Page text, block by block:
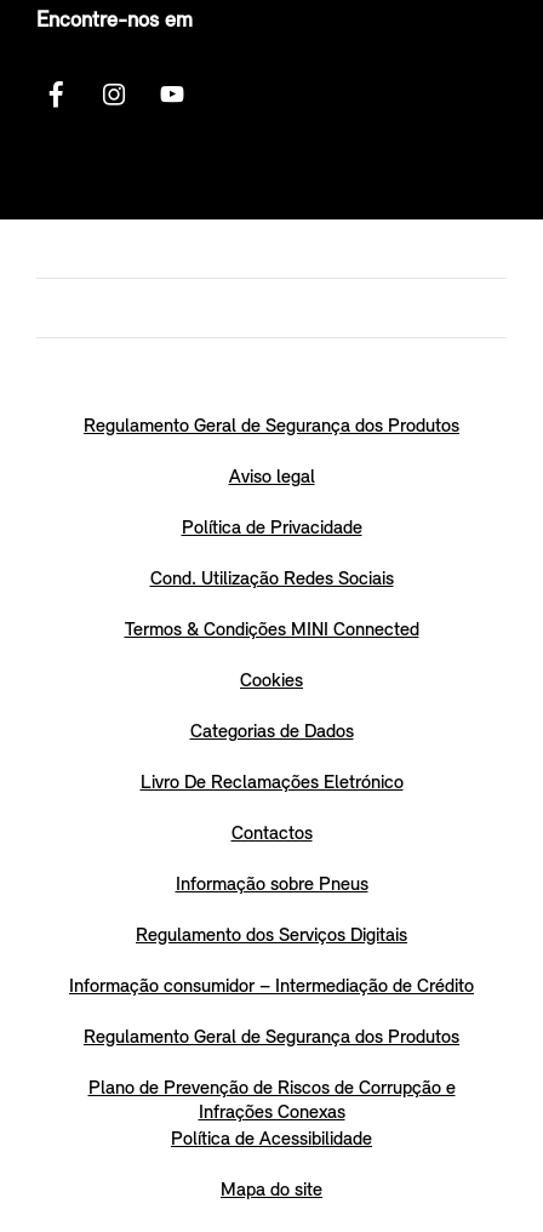
Encontre-nos em
Regulamento Geral de Segurança dos Produtos
Aviso legal
Política de Privacidade
Cond. Utilização Redes Sociais
Termos & Condições MINI Connected
Cookies
Categorias de Dados
Livro De Reclamações Eletrónico
Contactos
Informação sobre Pneus
Regulamento dos Serviços Digitais
Informação consumidor – Intermediação de Crédito
Regulamento Geral de Segurança dos Produtos
Plano de Prevenção de Riscos de Corrupção e
Infrações Conexas
Política de Acessibilidade
Mapa do site